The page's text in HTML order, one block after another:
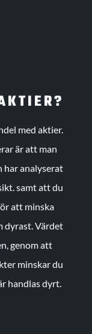
med aktier.
är att man
har analyserat
samt att du
att minska
dyrast. Värdet
genom att
minskar du
handlas dyrt.